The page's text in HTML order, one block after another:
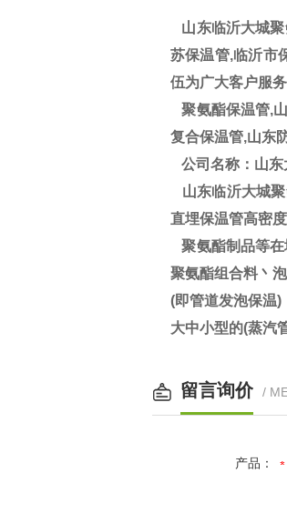
山东临沂大城聚
苏保温管,临沂市
伍为广大客户服务
聚氨酯保温管,
复合保温管,山东
公司名称：山东
山东临沂大城
直埋保温管高密
聚氨酯制品等在
聚氨酯组合料丶
(即管道发泡保温
大中小型的(蒸汽
留言询价 /
产品：